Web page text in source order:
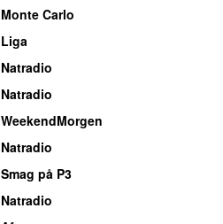
Monte Carlo
Liga
Natradio
Natradio
WeekendMorgen
Natradio
Smag på P3
Natradio